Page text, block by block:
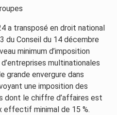
a transposé en droit national
du Conseil du 14 décembre
minimum d’imposition
multinationales
grande envergure dans
une imposition des
dont le chiffre d’affaires est
effectif minimal de 15 %.